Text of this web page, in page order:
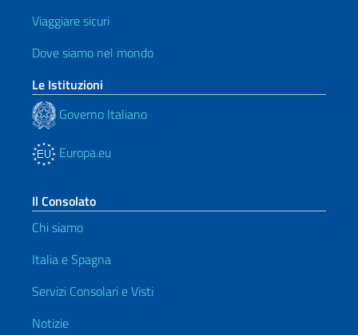
Viaggiare sicuri
Dove siamo nel mondo
Le Istituzioni
Governo Italiano
Europa.eu
Il Consolato
Chi siamo
Italia e Spagna
Servizi Consolari e Visti
Notizie